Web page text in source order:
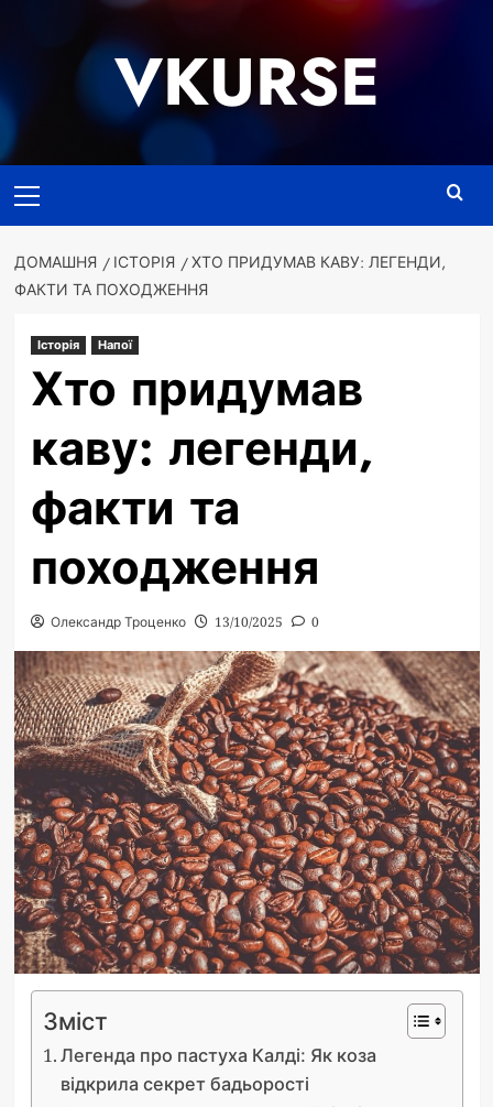
VKURSE
меню
ДОМАШНЯ ІСТОРІЯ
ХТО ПРИДУМАВ КАВУ: ЛЕГЕНДИ,
ФАКТИ ТА ПОХОДЖЕННЯ
Історія Напої
Хто придумав
каву: легенди,
факти та
походження
Олександр Троценко 13/10/2025 0
Зміст
Легенда про пастуха Калді: Як коза
відкрила секрет бадьорості